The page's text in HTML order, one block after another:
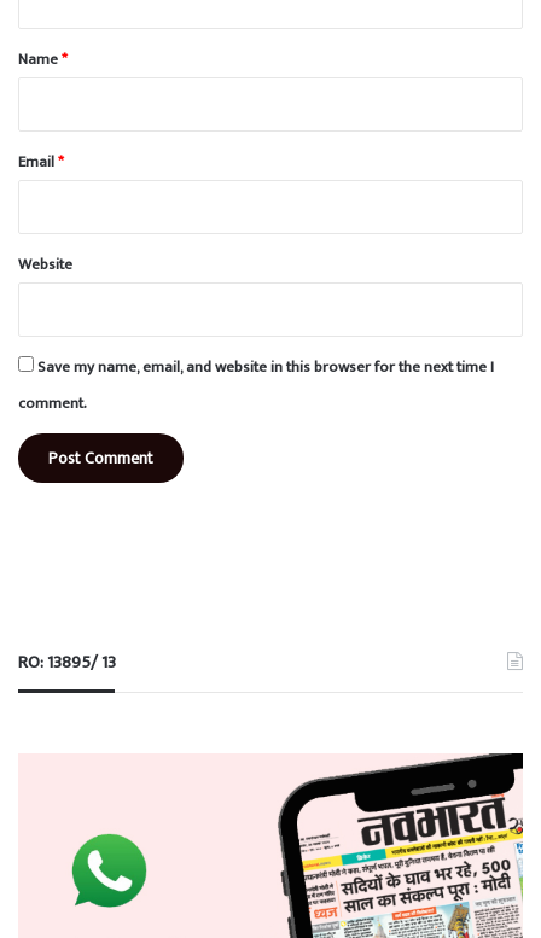
*
Name*
Email*
Website
Save my name, email, and website in this browser for the next time I
comment.
RO: 13895/ 13